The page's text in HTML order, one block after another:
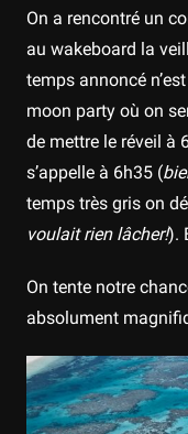
On a rencontré un
au wakeboard la
temps annoncé
moon party où on
de mettre le réveil à
s’appelle à 6h35 (
temps très gris on
voulait rien lâcher!).
On tente notre
absolument